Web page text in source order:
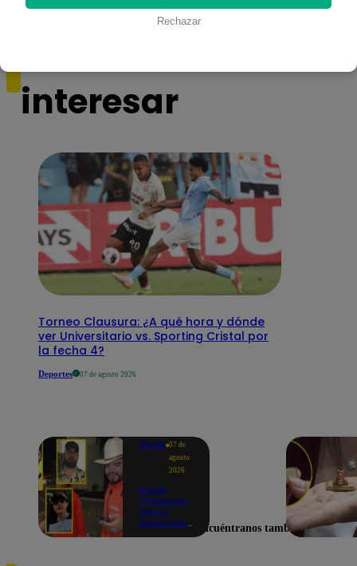
interesar
Torneo Clausura: ¿A qué hora y dónde
ver Universitario vs. Sporting Cristal por
la fecha 4?
Deportes 07 de agosto 2026
Mundo 07 de
agosto
2026
Nueve
influencers
fueron
asesinados
Rechazar
Encuéntranos también en